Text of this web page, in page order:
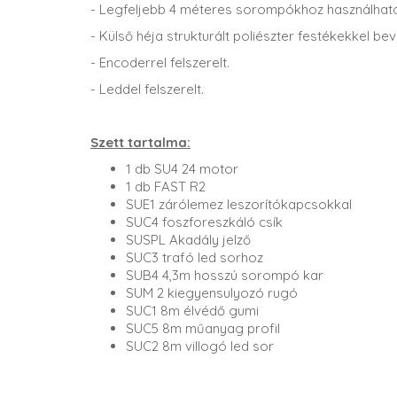
- Legfeljebb 4 méteres sorompókhoz
- Külső héja strukturált poliészter festékekkel
- Encoderrel felszerelt.
- Leddel felszerelt.
Szett tartalma:
1 db SU4 24 motor
1 db FAST R2
SUE1 zárólemez leszorítókapcsokkal
SUC4 foszforeszkáló csík
SUSPL Akadály jelző
SUC3 trafó led sorhoz
SUB4 4,3m hosszú sorompó kar
SUM 2 kiegyensulyozó rugó
SUC1 8m élvédő gumi
SUC5 8m műanyag profil
SUC2 8m villogó led sor